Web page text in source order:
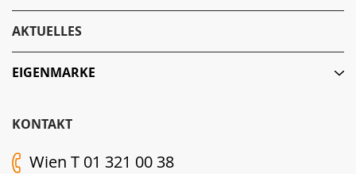
KONTAKT
Wien T 01 321 00 38
AKTUELLES
EIGENMARKE